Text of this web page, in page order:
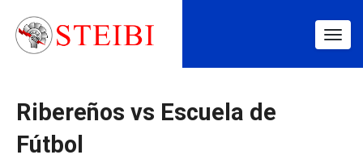
Ribereños vs Escuela de
Fútbol